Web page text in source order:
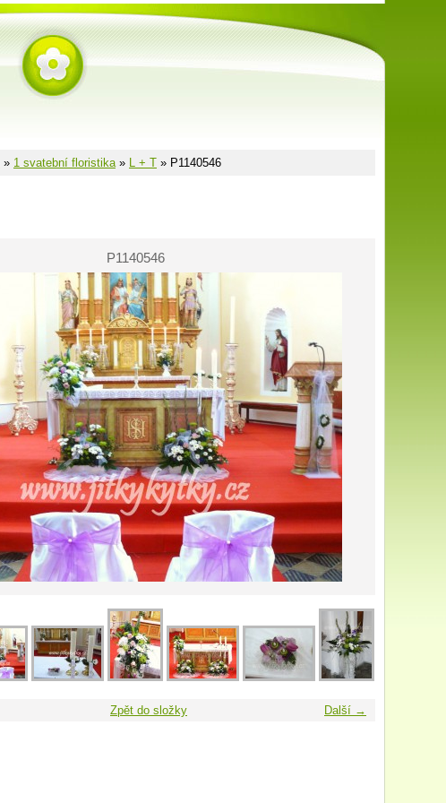
» 1 svatební floristika» L + T » P1140546
P1140546
Další →
Zpět do složky